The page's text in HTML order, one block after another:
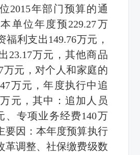
2015年部门预算的通
单位年度预229.27万
福利支出149.76万元，
23.17万元，其他商品
万元，对个人和家庭的
万元，年度执行中追
元，其中：追加人员
、专项业务经费140万
要因：本年度预算执行
革调整、社保缴费级数